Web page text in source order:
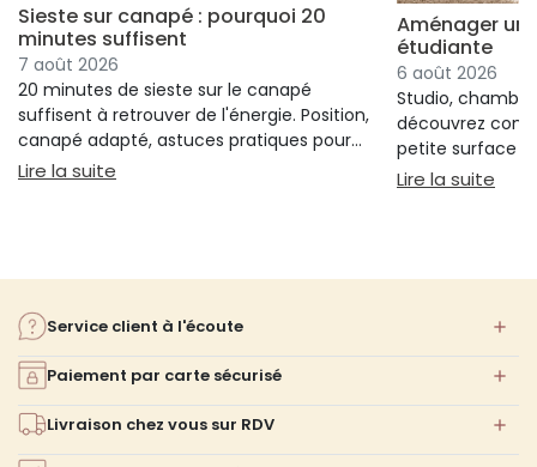
Sieste sur canapé : pourquoi 20
minutes suffisent
7 août 2026
20 minutes de sieste sur le canapé
suffisent à retrouver de l'énergie. Position,
canapé adapté, astuces pratiques pour
bien s'installer.
Lire la suite : Sieste sur canapé : pourquoi 20 minutes
Aménager un
étudiante
6 août 2026
Studio,
découvrez
petite surface à
confort ni
Lire la suite
Service client à l'écoute
Paiement par carte sécurisé
Livraison chez vous sur RDV